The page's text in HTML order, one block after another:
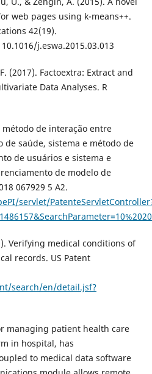
web pages using k-means++.
42(19).
10.1016/j.eswa.2015.03.013
(2017). Factoextra: Extract and
Data Analyses. R
método de interação entre
de saúde, sistema e método de
de usuários e sistema e
de modelo de
067929 5 A2.
servlet/
Verifying medical conditions of
records. US Patent
search/en/detail.jsf?
managing patient health care
in hospital, has
to medical data software